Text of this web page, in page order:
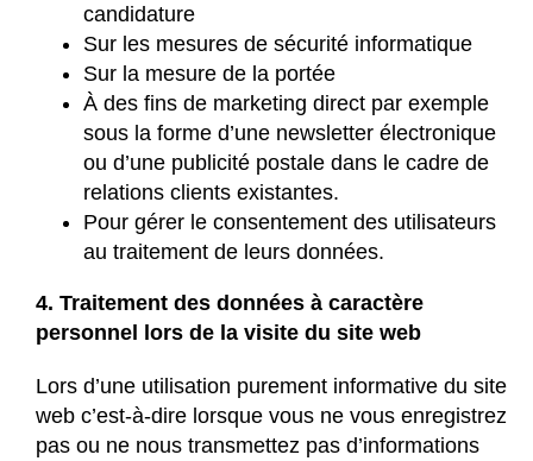
candidature
Sur les mesures de sécurité informatique
Sur la mesure de la portée
À des fins de marketing direct par exemple
sous la forme d’une newsletter électronique
ou d’une publicité postale dans le cadre de
relations clients existantes.
Pour gérer le consentement des utilisateurs
au traitement de leurs données.
4. Traitement des données à caractère
personnel lors de la visite du site web
Lors d’une utilisation purement informative du site
web c’est-à-dire lorsque vous ne vous enregistrez
pas ou ne nous transmettez pas d’informations